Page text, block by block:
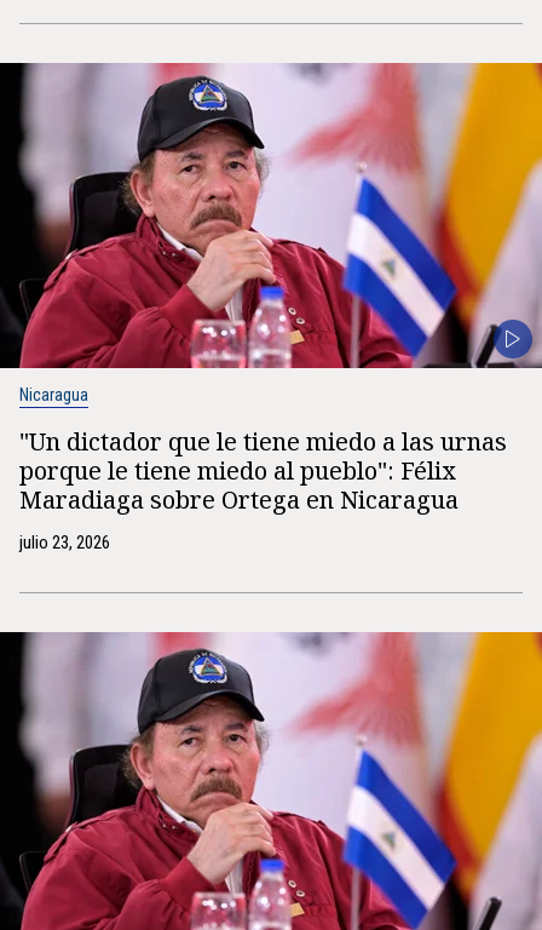
Nicaragua
"Un dictador que le tiene miedo a las urnas
porque le tiene miedo al pueblo": Félix
Maradiaga sobre Ortega en Nicaragua
julio 23, 2026